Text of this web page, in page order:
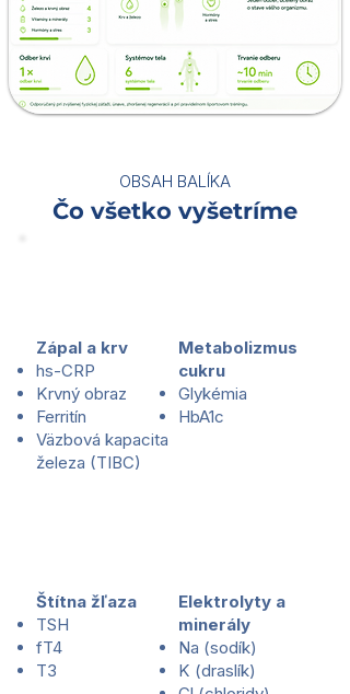
OBSAH BALÍKA
Čo všetko vyšetríme
Zápal a krv
hs-CRP
Krvný obraz
Ferritín
Väzbová kapacita
železa (TIBC)
Metabolizmus
cukru
Glykémia
HbA1c
Štítna žľaza
TSH
fT4
T3
Elektrolyty a
minerály
Na (sodík)
K (draslík)